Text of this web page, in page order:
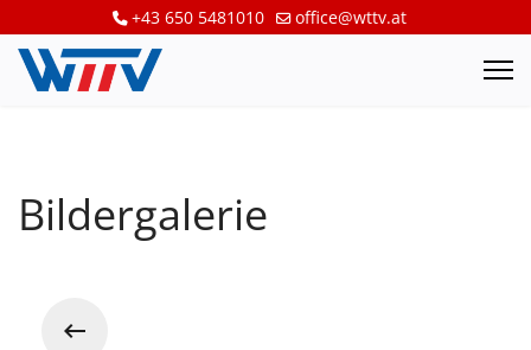
+43 650 5481010 office@wttv.at
Bildergalerie